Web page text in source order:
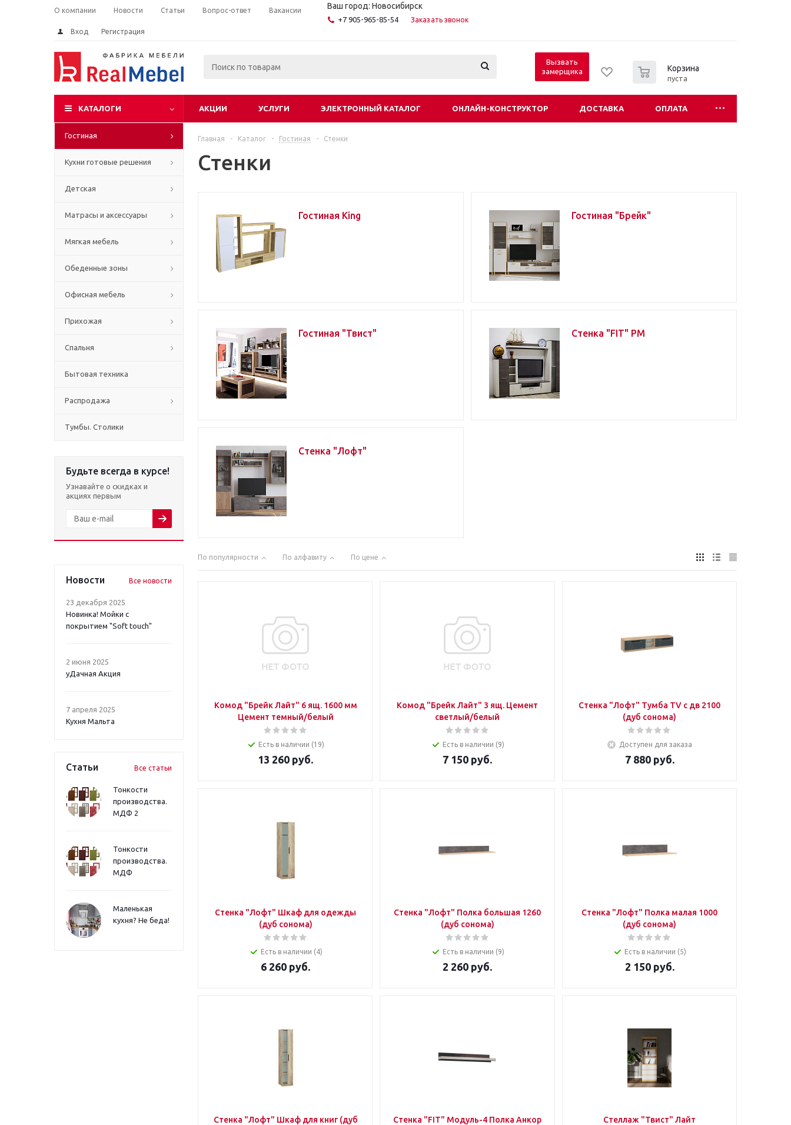
О компании Новости Статьи Вопрос-ответ Вакансии Ваш город: Новосибирск
+7 905-965-85-54
Заказать звонок
Вход
Регистрация
Вызвать
замерщика
Корзина
пуста
КАТАЛОГИ АКЦИИ УСЛУГИ ЭЛЕКТРОННЫЙ КАТАЛОГ ОНЛАЙН-КОНСТРУКТОР ДОСТАВКА ОПЛАТА
Гостиная
Кухни готовые решения
Детская
Матрасы и аксессуары
Мягкая мебель
Обеденные зоны
Офисная мебель
Прихожая
Спальня
Бытовая техника
Распродажа
Тумбы. Столики
Будьте всегда в курсе!
Узнавайте о скидках и
акциях первым
Новости Все новости
23 декабря 2025
Новинка! Мойки с
покрытием "Soft touch"
2 июня 2025
уДачная Акция
7 апреля 2025
Кухня Мальта
Статьи Все статьи
Тонкости
производства.
МДФ 2
Тонкости
производства.
МДФ
Маленькая
кухня? Не беда!
Главная - Каталог - Гостиная - Стенки
Стенки
Гостиная King Гостиная "Брейк"
Гостиная "Твист" Стенка "FIT" РМ
Стенка "Лофт"
По популярности По алфавиту По цене
Комод "Брейк Лайт" 6 ящ. 1600 мм
Цемент темный/белый
Есть в наличии (19)
13 260 руб.
Комод "Брейк Лайт" 3 ящ. Цемент
светлый/белый
Есть в наличии (9)
7 150 руб.
Стенка "Лофт" Тумба TV с дв 2100
(дуб сонома)
Доступен для заказа
7 880руб.
Стенка "Лофт" Шкаф для одежды
(дуб сонома)
Есть в наличии (4)
6 260 руб.
Стенка "Лофт" Полка большая 1260
(дуб сонома)
Есть в наличии (9)
2 260 руб.
Стенка "Лофт" Полка малая 1000
(дуб сонома)
Есть в наличии (5)
2 150руб.
Стенка "Лофт" Шкаф для книг (дуб
Стенка "FIT" Модуль-4 Полка Анкор
Стеллаж "Твист" Лайт